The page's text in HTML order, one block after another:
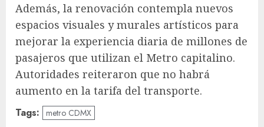
Además, la renovación contempla nuevos
espacios visuales y murales artísticos para
mejorar la experiencia diaria de millones de
pasajeros que utilizan el Metro capitalino.
Autoridades reiteraron que no habrá
aumento en la tarifa del transporte.
Tags: metro CDMX